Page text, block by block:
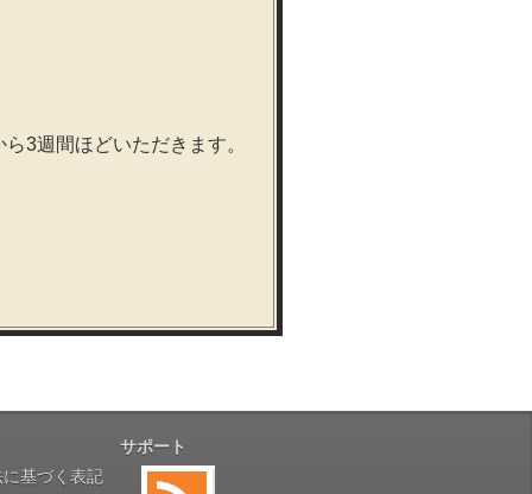
3週間ほどいただきます。
基づく表記
サポート